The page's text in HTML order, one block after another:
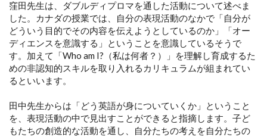
窪田先生は、ダブルディプロマを通した活動について述べま
した。カナダの授業では、自分の表現活動のなかで「自分が
どういう目的でその内容を伝えようとしているのか」「オー
ディエンスを意識する」ということを意識しているそうで
す。加えて「Who am I?（私は何者？）」を理解し育成するた
めの非認知的スキルを取り入れるカリキュラムが組まれてい
るといいます。
田中先生からは「どう英語が身についていくか」ということ
を、表現活動の中で見出すことができると指摘します。子ど
もたちの創造的な活動を通し、自分たちの考えを自分たちの